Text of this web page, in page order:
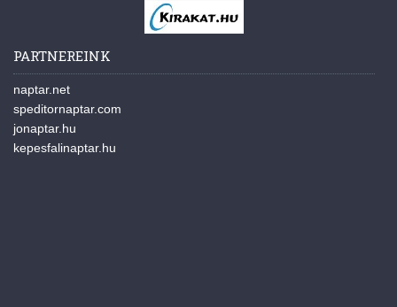
PARTNEREINK
naptar.net
speditornaptar.com
jonaptar.hu
kepesfalinaptar.hu